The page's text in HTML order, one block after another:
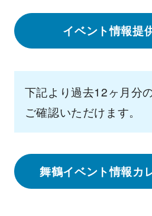
イベント情報提
下記より過去12ヶ月分
ご確認いただけます。
舞鶴イベント情報カ